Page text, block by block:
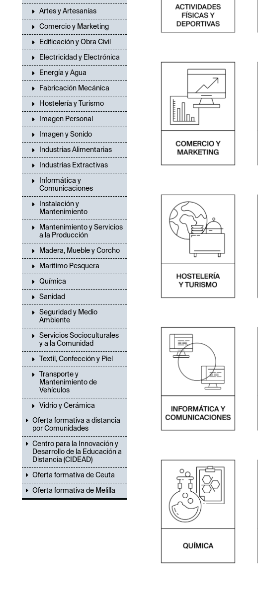
Artes y Artesanías
Comercio y Marketing
Edificación y Obra Civil
Electricidad y Electrónica
Energía y Agua
Fabricación Mecánica
Hostelería y Turismo
Imagen Personal
Imagen y Sonido
Industrias Alimentarias
Industrias Extractivas
Informática y
Comunicaciones
Instalación y
Mantenimiento
Mantenimiento y Servicios
a la Producción
Madera, Mueble y Corcho
Marítimo Pesquera
Química
Sanidad
Seguridad y Medio
Ambiente
Servicios Socioculturales
y a la Comunidad
Textil, Confección y Piel
Transporte y
Mantenimiento de
Vehículos
Vidrio y Cerámica
Oferta formativa a distancia
por Comunidades
Centro para la Innovación y
Desarrollo de la Educación a
Distancia (CIDEAD)
Oferta formativa de Ceuta
Oferta formativa de Melilla